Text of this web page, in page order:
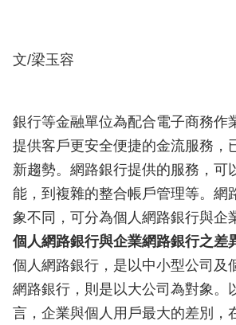
文/梁玉容
銀行等金融單位為配合電子商務作
提供客戶更安全便捷的金流服務，
新趨勢。網路銀行提供的服務，可
能，到複雜的整合帳戶管理等。網
象不同，可分為個人網路銀行與企
個人網路銀行與企業網路銀行之差
個人網路銀行，是以中小型公司及
網路銀行，則是以大公司為對象。
言，企業與個人用戶最大的差別，